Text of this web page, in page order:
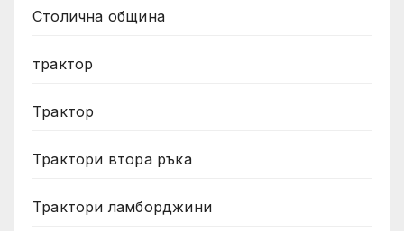
Столична община
трактор
Трактор
Трактори втора ръка
Трактори ламборджини